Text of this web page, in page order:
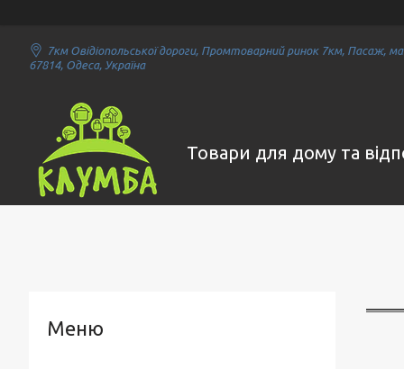
7км Овідіопольської дороги, Промтоварний ринок 7км, Пасаж,
67814, Одеса, Україна
Товари для дому та